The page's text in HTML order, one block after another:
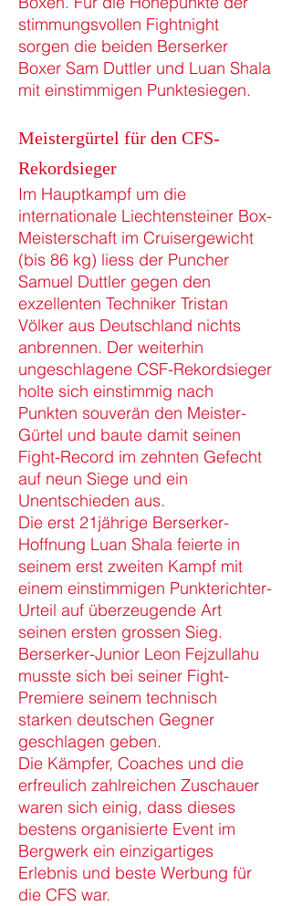
stimmungsvollen Fightnight
sorgen die beiden Berserker
Boxer Sam Duttler und Luan Shala
mit einstimmigen Punktesiegen.
Meistergürtel für den CFS-
Rekordsieger
Im Hauptkampf um die
internationale Liechtensteiner Box-
Meisterschaft im Cruisergewicht
(bis 86 kg) liess der Puncher
Samuel Duttler gegen den
exzellenten Techniker Tristan
Völker aus Deutschland nichts
anbrennen. Der weiterhin
ungeschlagene CSF-Rekordsieger
holte sich einstimmig nach
Punkten souverän den Meister-
Gürtel und baute damit seinen
Fight-Record im zehnten Gefecht
auf neun Siege und ein
Unentschieden aus.
Die erst 21jährige Berserker-
Hoffnung Luan Shala feierte in
seinem erst zweiten Kampf mit
einem einstimmigen Punkterichter-
Urteil auf überzeugende Art
seinen ersten grossen Sieg.
Berserker-Junior Leon Fejzullahu
musste sich bei seiner Fight-
Premiere seinem technisch
starken deutschen Gegner
geschlagen geben.
Die Kämpfer, Coaches und die
erfreulich zahlreichen Zuschauer
waren sich einig, dass dieses
bestens organisierte Event im
Bergwerk ein einzigartiges
Erlebnis und beste Werbung für
die CFS war.